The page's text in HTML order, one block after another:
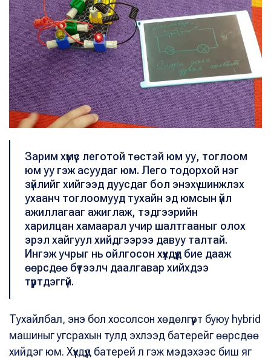
Зарим хүмүүс леготой төстэй юм уу, тоглоом
юм уу гэж асуудаг юм. Лего тодорхой нэг
зүйлийг хийгээд дуусдаг бол энэхүү шинжлэх
ухаанч тоглоомууд тухайн эд юмсын үйл
ажиллагааг ажиглаж, тэдгээрийн
харилцан хамаарал учир шалтгааныг олох
эрэл хайгуул хийдгээрээ давуу талтай.
Ингэж учрыг нь ойлгосон хүүхдүүд бие дааж
өөрсдөө бүтээлч даалгавар хийхдээ
түүртдэггүй.
Тухайлбал, энэ бол хосолсон хөдөлгүүрт буюу hybrid
машиныг угсрахын тулд эхлээд батерейг өөрсдөө
хийдэг юм. Хүүхдүүд батерей л гэж мэдэхээс биш яг